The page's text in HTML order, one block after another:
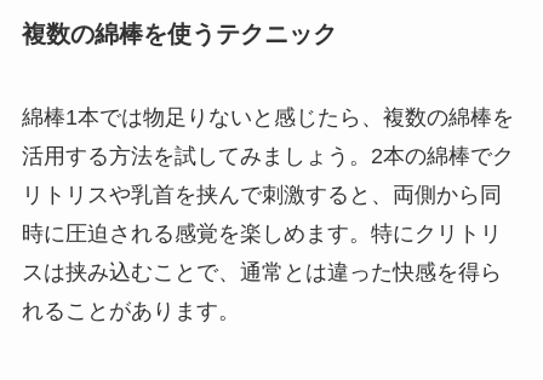
複数の綿棒を使うテクニック
綿棒1本では物足りないと感じたら、複数の綿棒を
活用する方法を試してみましょう。2本の綿棒でク
リトリスや乳首を挟んで刺激すると、両側から同
時に圧迫される感覚を楽しめます。特にクリトリ
スは挟み込むことで、通常とは違った快感を得ら
れることがあります。